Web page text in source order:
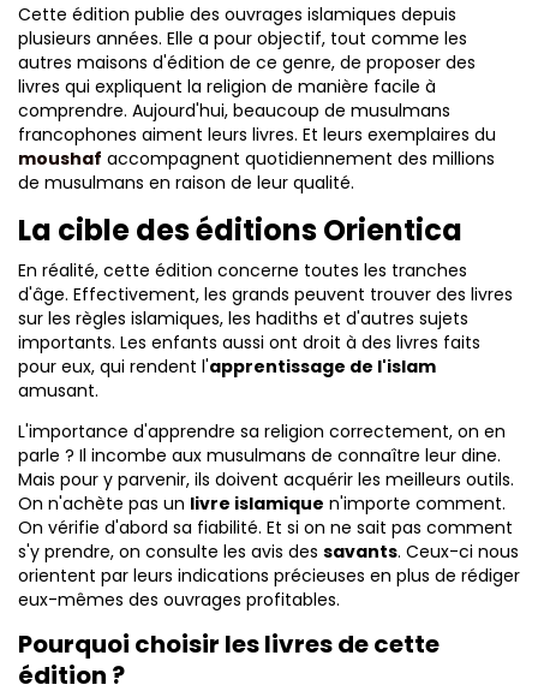
Cette édition publie des ouvrages islamiques depuis
plusieurs années. Elle a pour objectif, tout comme les
autres maisons d'édition de ce genre, de proposer des
livres qui expliquent la religion de manière facile à
comprendre. Aujourd'hui, beaucoup de musulmans
francophones aiment leurs livres. Et leurs exemplaires du
moushaf accompagnent quotidiennement des millions
de musulmans en raison de leur qualité.
La cible des éditions Orientica
En réalité, cette édition concerne toutes les tranches
d'âge. Effectivement, les grands peuvent trouver des livres
sur les règles islamiques, les hadiths et d'autres sujets
importants. Les enfants aussi ont droit à des livres faits
pour eux, qui rendent l'apprentissage de l'islam
amusant.
L'importance d'apprendre sa religion correctement, on en
parle ? Il incombe aux musulmans de connaître leur dine.
Mais pour y parvenir, ils doivent acquérir les meilleurs outils.
On n'achète pas un livre islamique n'importe comment.
On vérifie d'abord sa fiabilité. Et si on ne sait pas comment
s'y prendre, on consulte les avis des savants. Ceux-ci nous
orientent par leurs indications précieuses en plus de rédiger
eux-mêmes des ouvrages profitables.
Pourquoi choisir les livres de cette
édition ?